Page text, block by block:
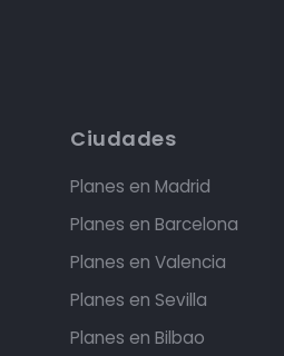
Ciudades
Planes en Madrid
Planes en Barcelona
Planes en Valencia
Planes en Sevilla
Planes en Bilbao